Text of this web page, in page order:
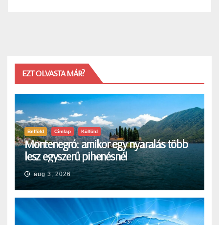
EZT OLVASTA MÁR?
Belföld Címlap Külföld
Montenegró: amikor egy nyaralás több
lesz egyszerű pihenésnél
aug 3, 2026